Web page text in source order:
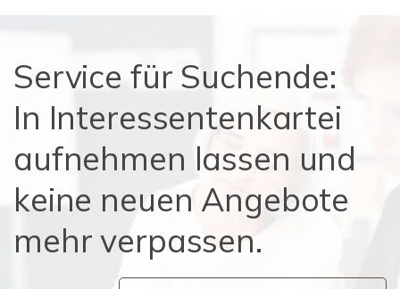
Service für Suchende:
In Interessentenkartei
aufnehmen lassen und
keine neuen Angebote
mehr verpassen.